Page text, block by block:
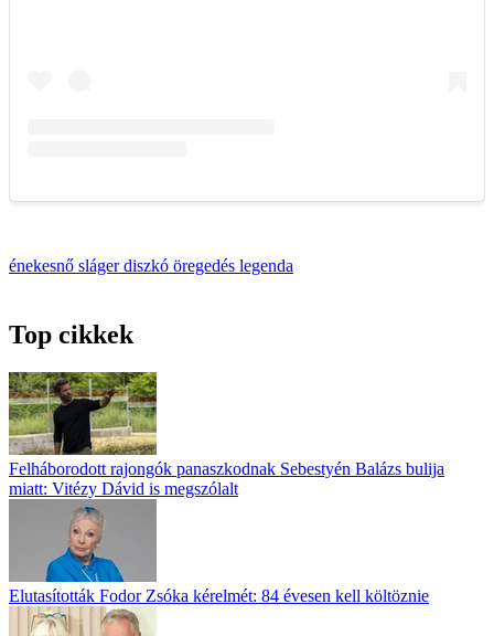
énekesnő slágerdiszkó öregedés legenda
Top cikkek
Felháborodott rajongók panaszkodnak Sebestyén Balázs bulija
miatt: Vitézy Dávid is megszólalt
Elutasították Fodor Zsóka kérelmét: 84 évesen kell költöznie